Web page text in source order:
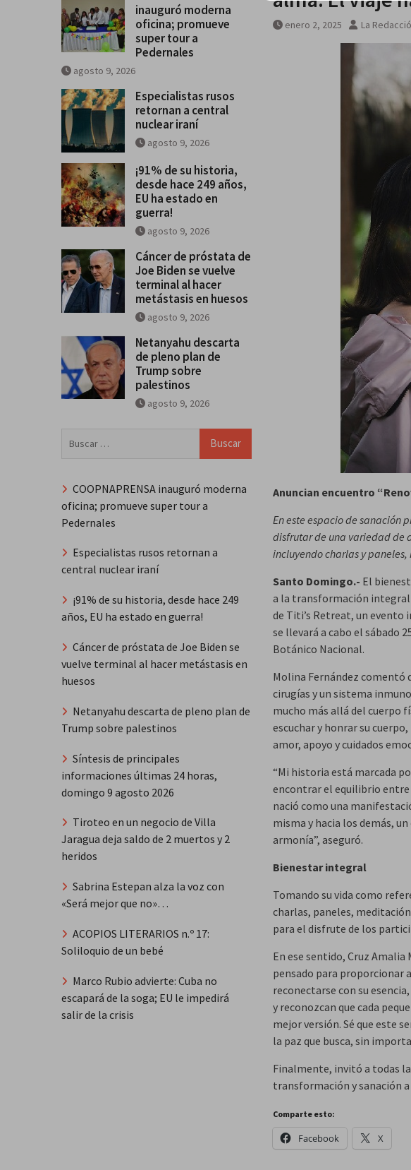
enero 2, 2025 La
Anuncian encuentro
En este espacio de sanación
disfrutar de una variedad de
incluyendo charlas y
Santo Domingo.- El
a la transformación integral
de Titi’s Retreat, un evento
se llevará a cabo el sábado
Botánico Nacional.
Molina Fernández comentó
cirugías y un sistema
mucho más allá del cuerpo
escuchar y honrar su
amor, apoyo y cuidados
“Mi historia está marcada
encontrar el equilibrio
nació como una
misma y hacia los demás,
armonía”, aseguró.
Bienestar integral
Tomando su vida como
charlas, paneles,
para el disfrute de los
En ese sentido, Cruz
pensado para proporcionar
reconectarse con su
y reconozcan que cada
mejor versión. Sé que este
la paz que busca, sin
Finalmente, invitó a todas
transformación y sanación
Comparte esto:
Facebook X
inauguró moderna
oficina; promueve
super tour a
Pedernales
agosto 9, 2026
Especialistas rusos
retornan a central
nuclear iraní
agosto 9, 2026
¡91% de su historia,
desde hace 249 años,
EU ha estado en
guerra!
agosto 9, 2026
Cáncer de próstata de
Joe Biden se vuelve
terminal al hacer
metástasis en huesos
agosto 9, 2026
Netanyahu descarta
de pleno plan de
Trump sobre
palestinos
agosto 9, 2026
COOPNAPRENSA inauguró moderna
oficina; promueve super tour a
Pedernales
Especialistas rusos retornan a
central nuclear iraní
¡91% de su historia, desde hace 249
años, EU ha estado en guerra!
Cáncer de próstata de Joe Biden se
vuelve terminal al hacer metástasis en
huesos
Netanyahu descarta de pleno plan de
Trump sobre palestinos
Síntesis de principales
informaciones últimas 24 horas,
domingo 9 agosto 2026
Tiroteo en un negocio de Villa
Jaragua deja saldo de 2 muertos y 2
heridos
Sabrina Estepan alza la voz con
«Será mejor que no»…
ACOPIOS LITERARIOS n.º 17:
Soliloquio de un bebé
Marco Rubio advierte: Cuba no
escapará de la soga; EU le impedirá
salir de la crisis